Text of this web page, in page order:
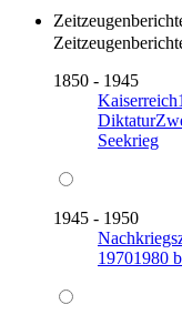
1850 - 1945
Kaiserreich
Diktatur
Seekrieg
1945 - 1950
19701980